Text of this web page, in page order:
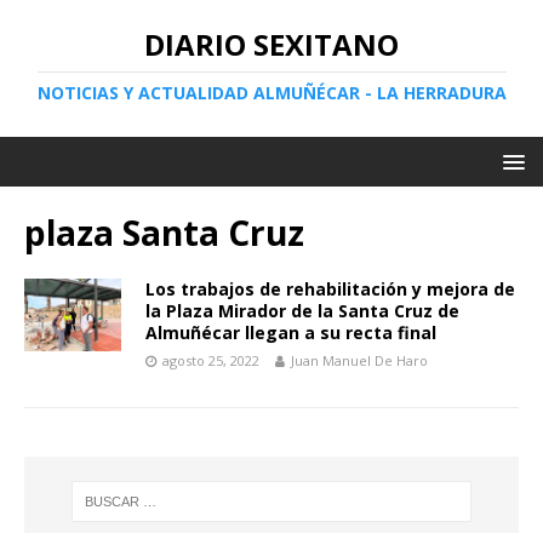
DIARIO SEXITANO
NOTICIAS Y ACTUALIDAD ALMUÑÉCAR - LA HERRADURA
plaza Santa Cruz
Los trabajos de rehabilitación y mejora de
la Plaza Mirador de la Santa Cruz de
Almuñécar llegan a su recta final
agosto 25, 2022 Juan Manuel De Haro